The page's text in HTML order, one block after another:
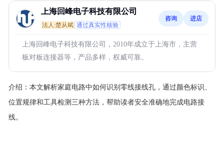
上海回峰电子科技有限公司
法人:楚从斌 通过真实性核验
咨询 进店
上海回峰电子科技有限公司，2010年成立于上海市，主营
板对板连接器等，产品多样，权威可靠。
介绍： 本文解析家庭电路中如何识别零线接线孔，通过颜色标识、
位置规律和工具检测三种方法，帮助读者安全准确地完成电路接
线。